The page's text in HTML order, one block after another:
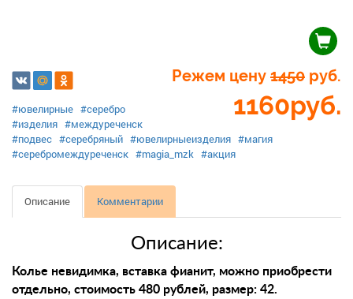
Режем цену 1450 руб.
1160руб.
#ювелирные #серебро
#изделия #междуреченск
#подвес #серебряный #ювелирныеизделия #магия
#серебромеждуреченск #magia_mzk #акция
Описание Комментарии
Описание:
Колье невидимка, вставка фианит, можно приобрести
отдельно, стоимость 480 рублей, размер: 42.